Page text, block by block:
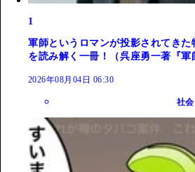
1
軍師というロマンが投影されてき
を読み解く一冊！（呉座勇一著『軍
2026年08月04日 06:30
社会